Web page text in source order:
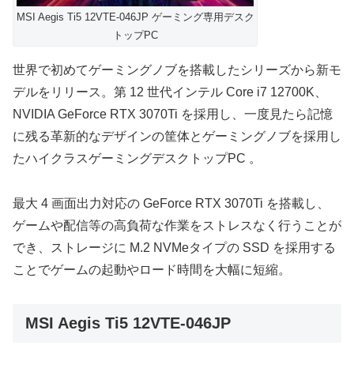
MSI Aegis Ti5 12VTE-046JP ゲーミング専用デスク
トップPC
世界で初めてゲーミングノブを搭載したシリーズから新モ
デルをリリース。第 12 世代インテル Core i7 12700K、
NVIDIA GeForce RTX 3070Ti を採用し、一度見たら記憶
に残る革新的なデザインの筐体とゲーミングノブを採用し
たハイクラスゲーミングデスクトップPC 。
最大 4 画面出力対応の GeForce RTX 3070Ti を搭載し、
ゲームや配信等の高負荷な作業をストレスなく行うことが
でき、ストレージに M.2 NVMeタイプの SSD を採用する
ことでゲームの起動やロード時間を大幅に短縮。
MSI Aegis Ti5 12VTE-046JP